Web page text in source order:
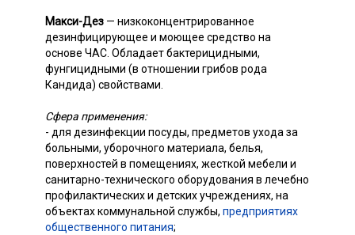
Макси-Дез — низкоконцентрированное
дезинфицирующее и моющее средство на
основе ЧАС. Обладает бактерицидными,
фунгицидными (в отношении грибов рода
Кандида) свойствами.
Сфера применения:
- для дезинфекции посуды, предметов ухода за
больными, уборочного материала, белья,
поверхностей в помещениях, жесткой мебели и
санитарно-технического оборудования в лечебно
профилактических и детских учреждениях, на
объектах коммунальной службы, предприятиях
общественного питания;